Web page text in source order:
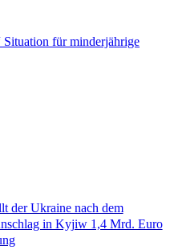
Situation für minderjährige
der Ukraine nach dem
in Kyjiw 1,4 Mrd. Euro